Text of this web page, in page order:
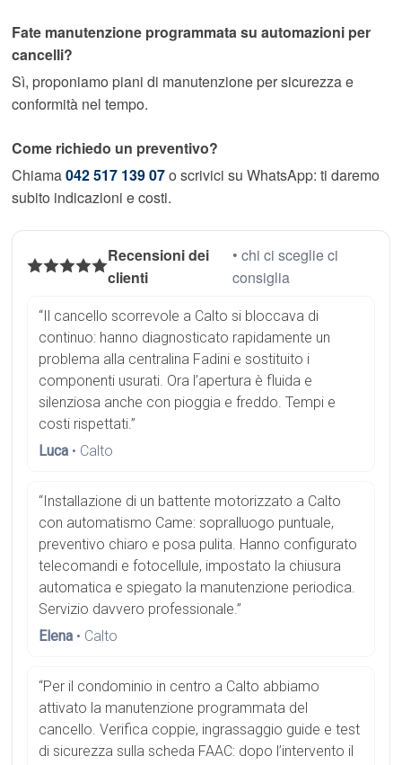
Fate manutenzione programmata su automazioni per
cancelli?
Sì, proponiamo piani di manutenzione per sicurezza e
conformità nel tempo.
Come richiedo un preventivo?
Chiama042 517 139 07o scrivici su WhatsApp: ti daremo
subito indicazioni e costi.
Recensioni dei
clienti
• chi ci sceglie ci
consiglia
“Il cancello scorrevole a Calto si bloccava di
continuo: hanno diagnosticato rapidamente un
problema alla centralina Fadini e sostituito i
componenti usurati. Ora l’apertura è fluida e
silenziosa anche con pioggia e freddo. Tempi e
costi rispettati.”
Luca • Calto
“Installazione di un battente motorizzato a Calto
con automatismo Came: sopralluogo puntuale,
preventivo chiaro e posa pulita. Hanno configurato
telecomandi e fotocellule, impostato la chiusura
automatica e spiegato la manutenzione periodica.
Servizio davvero professionale.”
Elena • Calto
“Per il condominio in centro a Calto abbiamo
attivato la manutenzione programmata del
cancello. Verifica coppie, ingrassaggio guide e test
di sicurezza sulla scheda FAAC: dopo l’intervento il